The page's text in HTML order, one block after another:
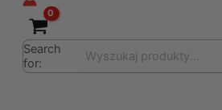
Search
for: